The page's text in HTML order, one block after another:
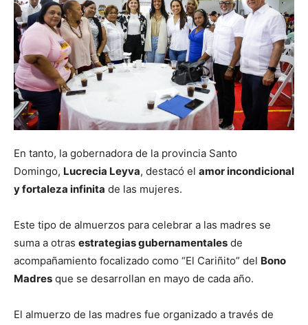
En tanto, la gobernadora de la provincia Santo
Domingo, Lucrecia Leyva, destacó el amor incondicional
y fortaleza infinita de las mujeres.
Este tipo de almuerzos para celebrar a las madres se
suma a otras estrategias gubernamentales de
acompañamiento focalizado como “El Cariñito” del Bono
Madres que se desarrollan en mayo de cada año.
El almuerzo de las madres fue organizado a través de